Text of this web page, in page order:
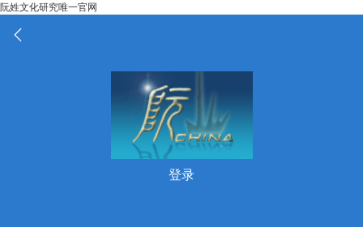
阮姓文化研究唯一官网
登录